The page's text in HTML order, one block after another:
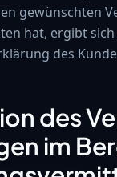
gewünschten
hat, ergibt
des
des
im